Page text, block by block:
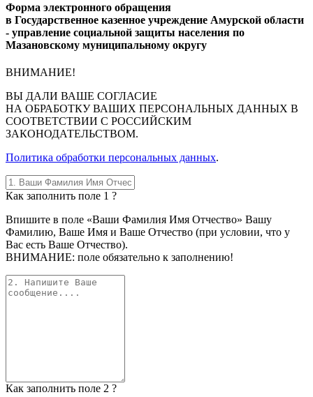
Форма электронного обращения
в Государственное казенное учреждение Амурской области
- управление социальной защиты населения по
Мазановскому муниципальному округу
ВНИМАНИЕ!
ВЫ ДАЛИ ВАШЕ СОГЛАСИЕ
НА ОБРАБОТКУ ВАШИХ ПЕРСОНАЛЬНЫХ ДАННЫХ В
СООТВЕТСТВИИ С РОССИЙСКИМ
ЗАКОНОДАТЕЛЬСТВОМ.
Политика обработки персональных данных.
Как заполнить поле 1 ?
Впишите в поле «Ваши Фамилия Имя Отчество» Вашу
Фамилию, Ваше Имя и Ваше Отчество (при условии, что у
Вас есть Ваше Отчество).
ВНИМАНИЕ: поле обязательно к заполнению!
Как заполнить поле 2 ?